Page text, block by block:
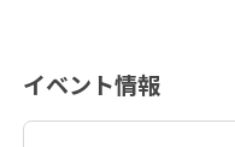
イベント情報